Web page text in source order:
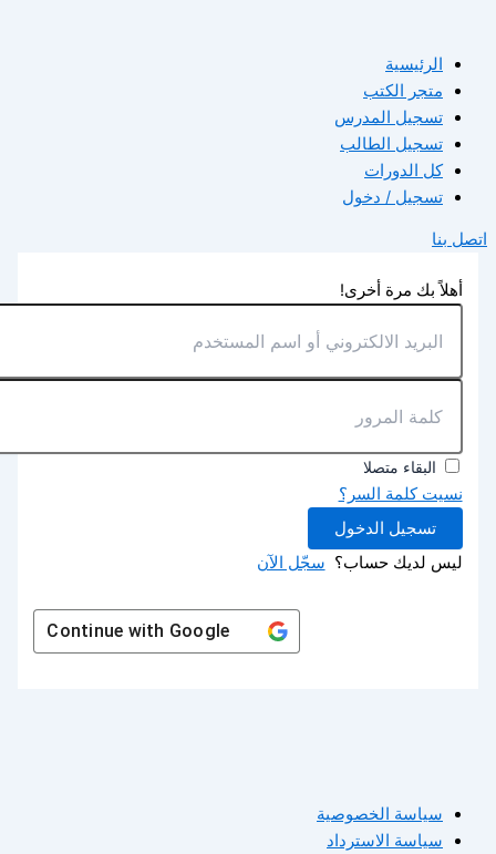
الرئيسية
متجر الكتب
تسجيل المدرس
تسجيل الطالب
كل الدورات
تسجيل / دخول
اتصل بنا
أهلاً بك مرة أخرى!
البقاء متصلا
نسيت كلمة السر؟
تسجيل الدخول
ليس لديك حساب؟ سجّل الآن
Continue withGoogle
سياسة الخصوصية
سياسة الاسترداد